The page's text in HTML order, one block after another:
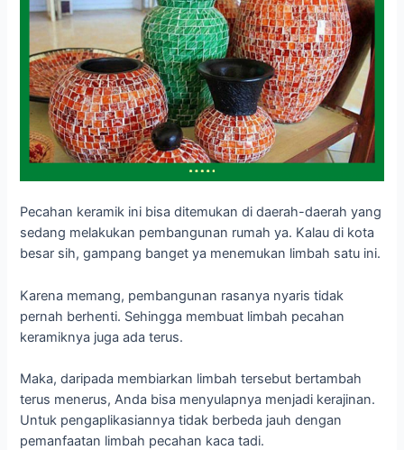
Pecahan keramik ini bisa ditemukan di daerah-daerah yang
sedang melakukan pembangunan rumah ya. Kalau di kota
besar sih, gampang banget ya menemukan limbah satu ini.
Karena memang, pembangunan rasanya nyaris tidak
pernah berhenti. Sehingga membuat limbah pecahan
keramiknya juga ada terus.
Maka, daripada membiarkan limbah tersebut bertambah
terus menerus, Anda bisa menyulapnya menjadi kerajinan.
Untuk pengaplikasiannya tidak berbeda jauh dengan
pemanfaatan limbah pecahan kaca tadi.